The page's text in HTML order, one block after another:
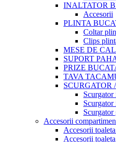
INALTATOR
Accesorii
PLINTA
Coltar
Clips
MESE DE
SUPORT
PRIZE
TAVA
SCURGATOR
Scurgator
Scurgator
Accesorii
Accesorii
Accesorii